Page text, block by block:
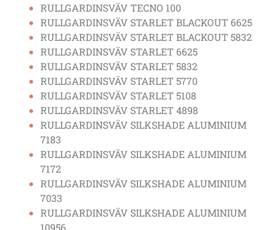
RULLGARDINSVÄV TECNO 100
RULLGARDINSVÄV STARLET BLACKOUT 6625
RULLGARDINSVÄV STARLET BLACKOUT 5832
RULLGARDINSVÄV STARLET 6625
RULLGARDINSVÄV STARLET 5832
RULLGARDINSVÄV STARLET 5770
RULLGARDINSVÄV STARLET 5108
RULLGARDINSVÄV STARLET 4898
RULLGARDINSVÄV SILKSHADE ALUMINIUM
7183
RULLGARDINSVÄV SILKSHADE ALUMINIUM
7172
RULLGARDINSVÄV SILKSHADE ALUMINIUM
7033
RULLGARDINSVÄV SILKSHADE ALUMINIUM
10956